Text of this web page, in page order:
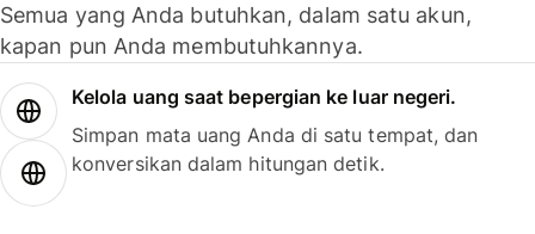
Semua yang Anda butuhkan, dalam satu akun,
kapan pun Anda membutuhkannya.
Kelola uang saat bepergian ke luar negeri.
Simpan mata uang Anda di satu tempat, dan
konversikan dalam hitungan detik.